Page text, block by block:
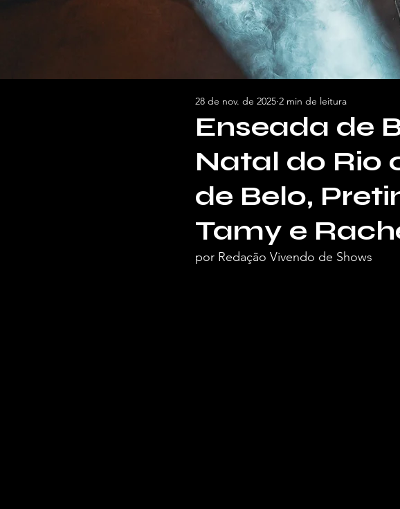
Enseada de
Natal do Rio
de Belo,
Tamy e
28 de nov. de 2025 2 min de leitura
por Redação Vivendo de Shows